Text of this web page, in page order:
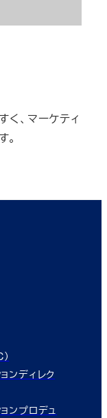
、マーケティ
ンディレク
ンプロデュ